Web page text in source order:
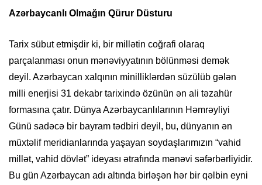
Azərbaycanlı Olmağın Qürur Düsturu
Tarix sübut etmişdir ki, bir millətin coğrafi olaraq
parçalanması onun mənəviyyatının bölünməsi demək
deyil. Azərbaycan xalqının minilliklərdən süzülüb gələn
milli enerjisi 31 dekabr tarixində özünün ən ali təzahür
formasına çatır. Dünya Azərbaycanlılarının Həmrəyliyi
Günü sadəcə bir bayram tədbiri deyil, bu, dünyanın ən
müxtəlif meridianlarında yaşayan soydaşlarımızın “vahid
millət, vahid dövlət” ideyası ətrafında mənəvi səfərbərliyidir.
Bu gün Azərbaycan adı altında birləşən hər bir qəlbin eyni